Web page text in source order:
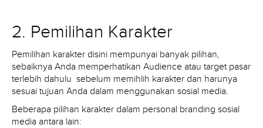
2. Pemilihan Karakter
Pemilihan karakter disini mempunyai banyak pilihan,
sebaiknya Anda memperhatikan Audience atau target pasar
terlebih dahulu sebelum memihlih karakter dan harunya
sesuai tujuan Anda dalam menggunakan sosial media.
Beberapa pilihan karakter dalam personal branding sosial
media antara lain: